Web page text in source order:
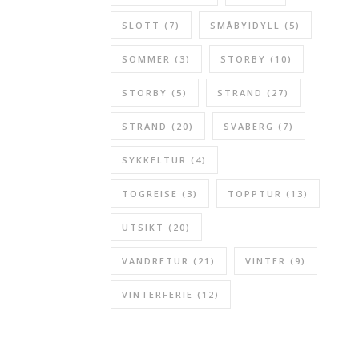
SLOTT (7) SMÅBYIDYLL (5)
SOMMER (3) STORBY (10)
STORBY (5) STRAND (27)
STRAND (20) SVABERG (7)
SYKKELTUR (4)
TOGREISE (3) TOPPTUR (13)
UTSIKT (20)
VANDRETUR (21) VINTER (9)
VINTERFERIE (12)